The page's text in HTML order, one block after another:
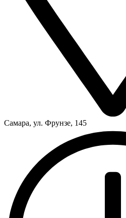
Самара, ул. Фрунзе, 145